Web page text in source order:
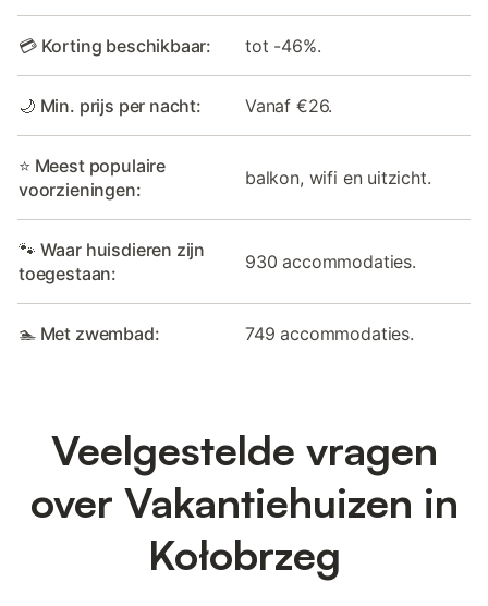
💳 Korting beschikbaar: tot -46%.
🌙 Min. prijs per nacht: Vanaf €26.
⭐ Meest populaire
voorzieningen:
balkon, wifi en uitzicht.
🐾 Waar huisdieren zijn
toegestaan:
930 accommodaties.
🏊 Met zwembad: 749 accommodaties.
Veelgestelde vragen
over Vakantiehuizen in
Kołobrzeg